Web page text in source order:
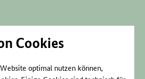
Cookies
optimal nutzen können,